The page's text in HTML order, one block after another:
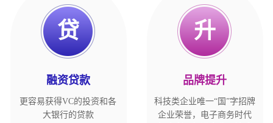
贷
融资贷款
更容易获得VC的投资和各
大银行的贷款
升
品牌提升
科技类企业唯一“国”字招牌
企业荣誉，电子商务时代